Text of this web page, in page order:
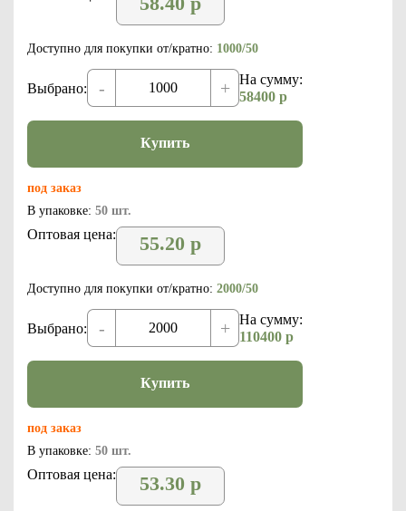
Доступно для покупки от/кратно: 1000/50
Выбрано: - +
На сумму:
58400 р
Купить
под заказ
В упаковке: 50 шт.
Оптовая цена: 55.20 р
Доступно для покупки от/кратно: 2000/50
Выбрано: - +
На сумму:
110400 р
Купить
под заказ
В упаковке: 50 шт.
Оптовая цена: 53.30 р